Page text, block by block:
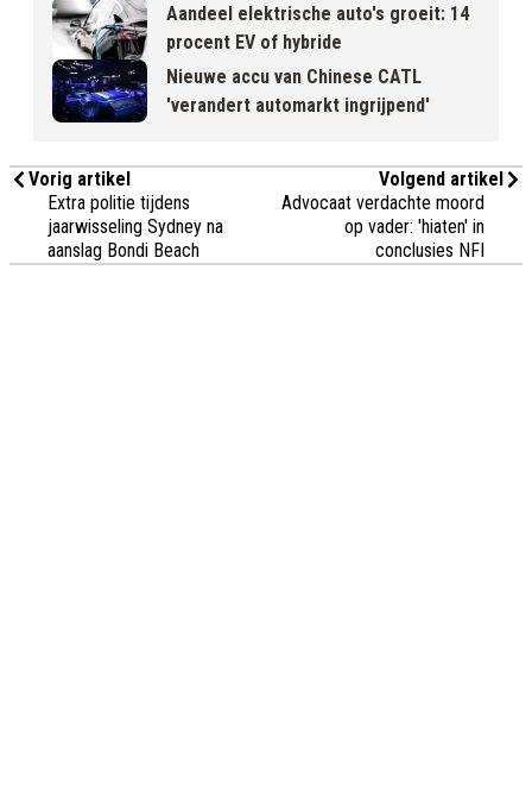
Aandeel elektrische auto's groeit: 14
procent EV of hybride
Nieuwe accu van Chinese CATL
'verandert automarkt ingrijpend'
Vorig artikel
Extra politie tijdens
jaarwisseling Sydney na
aanslag Bondi Beach
Volgend artikel
Advocaat verdachte moord
op vader: 'hiaten' in
conclusies NFI